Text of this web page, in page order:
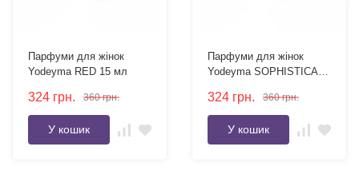
Парфуми для жінок
Yodeyma RED 15 мл
324 грн. 360 грн.
У кошик
Парфуми для жінок
Yodeyma SOPHISTICATE
324 грн. 360 грн.
У кошик